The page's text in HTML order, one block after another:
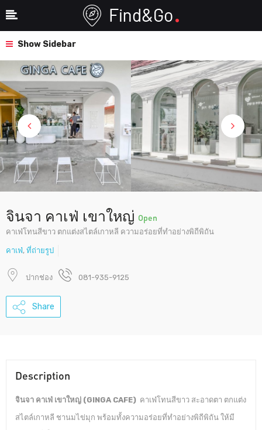
Show Sidebar
จินจา คาเฟ่ เขาใหญ่ Open
คาเฟ่โทนสีขาว ตกแต่งสไตล์เกาหลี ความอร่อยที่ทำอย่างพิถีพิถัน
คาเฟ่, ที่ถ่ายรูป
ปากช่อง 081-935-9125
Share
Description
จินจา คาเฟ่ เขาใหญ่ (GINGA CAFE) คาเฟ่โทนสีขาว สะอาดตา ตกแต่ง
สไตล์เกาหลี ชานมไข่มุก พร้อมทั้งความอร่อยที่ทำอย่างพิถีพิถัน ให้มี